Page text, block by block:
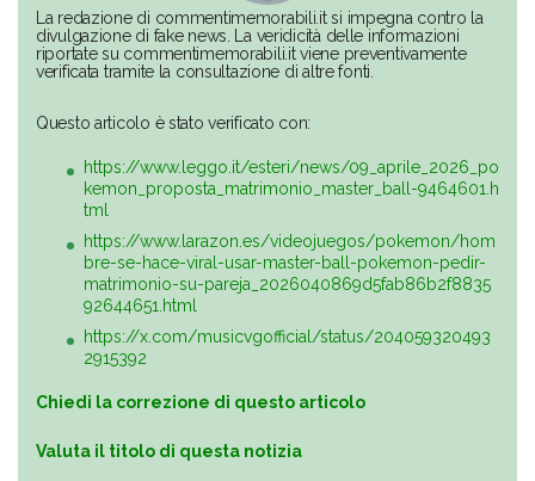
La redazione di commentimemorabili.it si impegna contro la
divulgazione di fake news. La veridicità delle informazioni
riportate su commentimemorabili.it viene preventivamente
verificata tramite la consultazione di altre fonti.
Questo articolo è stato verificato con:
https://www.leggo.it/esteri/news/09_aprile_2026_po
kemon_proposta_matrimonio_master_ball-9464601.h
tml
https://www.larazon.es/videojuegos/pokemon/hom
bre-se-hace-viral-usar-master-ball-pokemon-pedir-
matrimonio-su-pareja_2026040869d5fab86b2f8835
92644651.html
https://x.com/musicvgofficial/status/204059320493
2915392
Chiedi la correzione di questo articolo
Valuta il titolo di questa notizia